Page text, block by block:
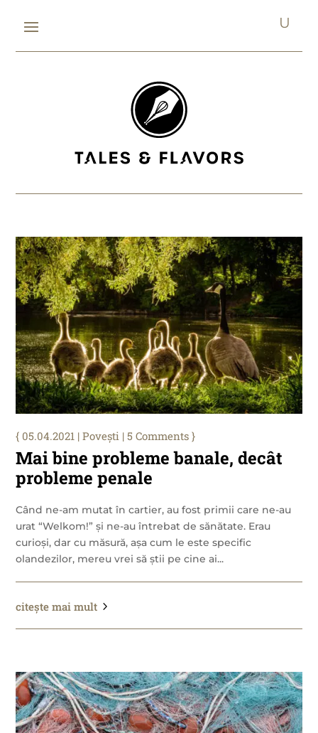
Mai bine probleme banale, decât
probleme penale
05.04.2021 |Povești | 5 Comments
Când ne-am mutat în cartier, au fost primii care ne-au
urat “Welkom!” și ne-au întrebat de sănătate. Erau
curioși, dar cu măsură, așa cum le este specific
olandezilor, mereu vrei să știi pe cine ai...
citește mai mult